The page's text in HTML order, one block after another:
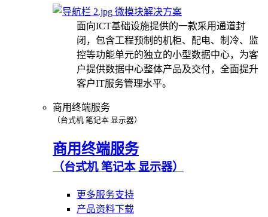
微模块解决方案
面向ICT基础设施提供的一款采用通道封
闭，包含工程预制的机柜、配电、制冷、监
控等功能单元的独立的小型数据中心，为客
户提供数据中心整体产品及交付，全面提升
客户IT服务管理水平。
商用终端服务
（台式机 笔记本 显示器）
商用终端服务
（台式机 笔记本 显示器）
更多服务支持
产品资料下载